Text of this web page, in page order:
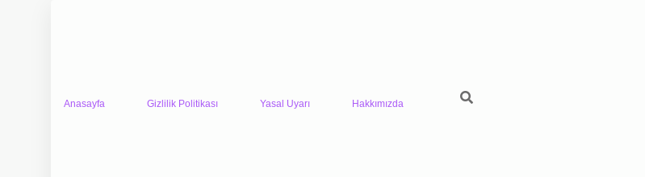
Anasayfa Gizlilik Politikası Yasal Uyarı Hakkımızda